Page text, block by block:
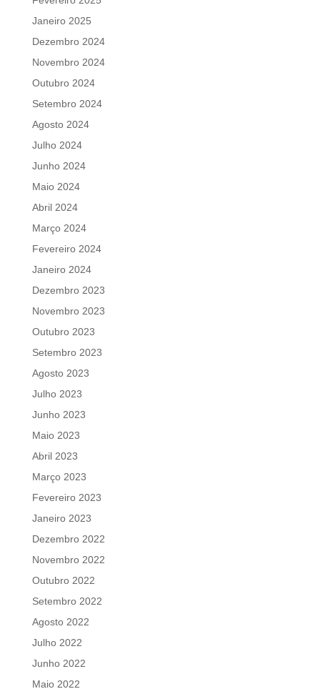
Janeiro 2025
Dezembro 2024
Novembro 2024
Outubro 2024
Setembro 2024
Agosto 2024
Julho 2024
Junho 2024
Maio 2024
Abril 2024
Março 2024
Fevereiro 2024
Janeiro 2024
Dezembro 2023
Novembro 2023
Outubro 2023
Setembro 2023
Agosto 2023
Julho 2023
Junho 2023
Maio 2023
Abril 2023
Março 2023
Fevereiro 2023
Janeiro 2023
Dezembro 2022
Novembro 2022
Outubro 2022
Setembro 2022
Agosto 2022
Julho 2022
Junho 2022
Maio 2022